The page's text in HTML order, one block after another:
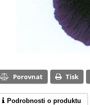
Porovnat Tisk
Podrobnosti o produktu